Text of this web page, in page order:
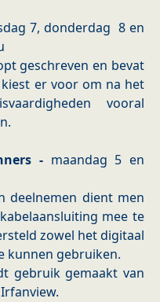
7, donderdag 8 en
geschreven en bevat
er voor om na het
vooral
- maandag 5 en
deelnemen dient men
mee te
zowel het digitaal
kunnen gebruiken.
gebruik gemaakt van